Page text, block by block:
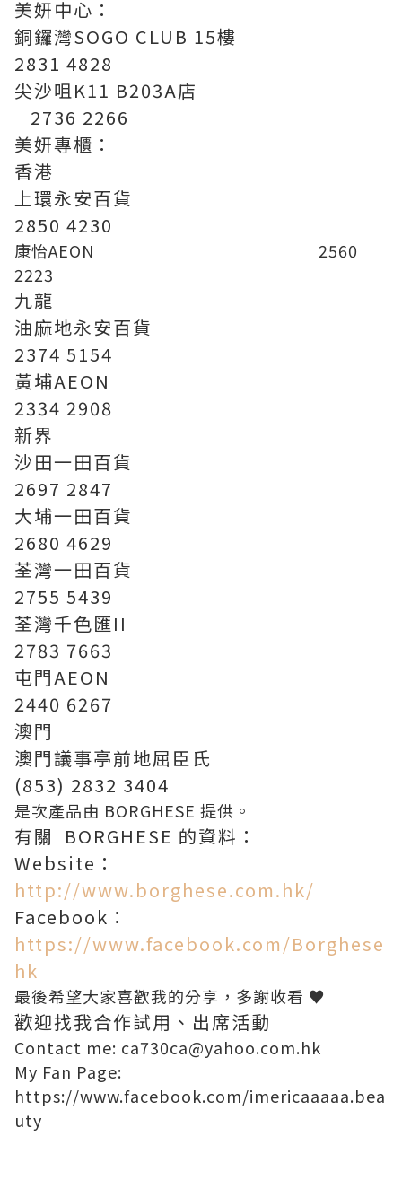
美妍中心：
銅鑼灣SOGO CLUB 15樓
2831 4828
尖沙咀K11 B203A店
2736 2266
美妍專櫃：
香港
上環永安百貨
2850 4230
康怡AEON 2560
2223
九龍
油麻地永安百貨
2374 5154
黃埔AEON
2334 2908
新界
沙田一田百貨
2697 2847
大埔一田百貨
2680 4629
荃灣一田百貨
2755 5439
荃灣千色匯II
2783 7663
屯門AEON
2440 6267
澳門
澳門議事亭前地屈臣氏
(853) 2832 3404
是次產品由 BORGHESE 提供。
有關 BORGHESE 的資料：
Website：
http://www.borghese.com.hk/
Facebook：
https://www.facebook.com/Borghese
hk
最後希望大家喜歡我的分享，多謝收看 ♥
歡迎找我合作試用、出席活動
Contact me: ca730ca@yahoo.com.hk
My Fan Page:
https://www.facebook.com/imericaaaaa.bea
uty